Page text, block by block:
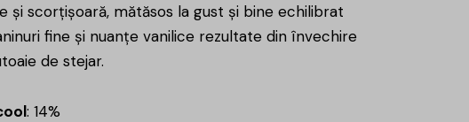
și scorțișoară, mătăsos la gust și bine echilibrat
fine şi nuanțe vanilice rezultate din învechire
de stejar.
: 14%